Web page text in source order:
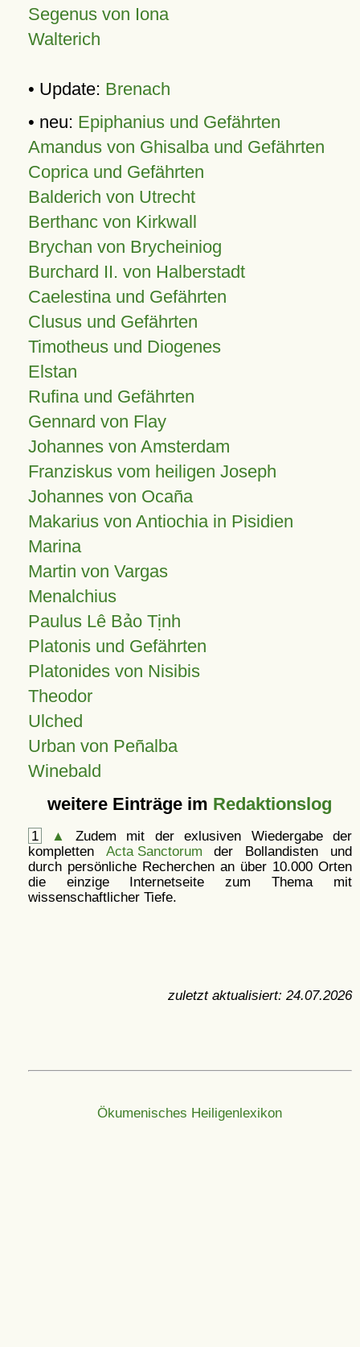
Segenus von Iona
Walterich
• Update: Brenach
• neu: Epiphanius und Gefährten
Amandus von Ghisalba und Gefährten
Coprica und Gefährten
Balderich von Utrecht
Berthanc von Kirkwall
Brychan von Brycheiniog
Burchard II. von Halberstadt
Caelestina und Gefährten
Clusus und Gefährten
Timotheus und Diogenes
Elstan
Rufina und Gefährten
Gennard von Flay
Johannes von Amsterdam
Franziskus vom heiligen Joseph
Johannes von Ocaña
Makarius von Antiochia in Pisidien
Marina
Martin von Vargas
Menalchius
Paulus Lê Bảo Tịnh
Platonis und Gefährten
Platonides von Nisibis
Theodor
Ulched
Urban von Peñalba
Winebald
weitere Einträge im Redaktionslog
1 ▲
Zudem mit der exlusiven Wiedergabe der
kompletten Acta Sanctorum der Bollandisten und
durch persönliche Recherchen an über 10.000 Orten
die einzige Internetseite zum Thema mit
wissenschaftlicher Tiefe.
zuletzt aktualisiert: 24.07.2026
Ökumenisches Heiligenlexikon